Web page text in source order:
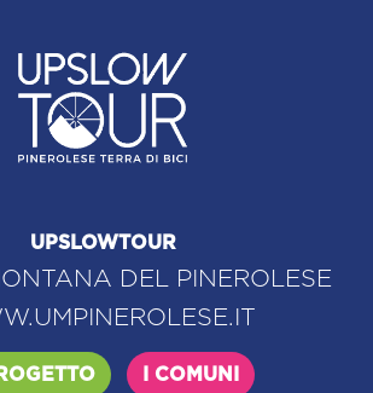
UPSLOWTOUR
DEL PINEROLESE
I COMUNI